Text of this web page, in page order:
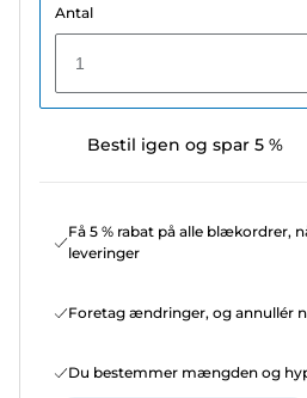
Antal
1
Bestil igen og spar 5 %
Få 5 % rabat på alle blækordrer,
leveringer
Foretag ændringer, og annullér
Du bestemmer mængden og